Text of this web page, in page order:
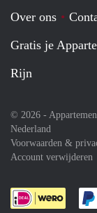
Over ons
Gratis je
Rijn
© 2026 -
Nederland
Voorwaarden &
Account verwijderen